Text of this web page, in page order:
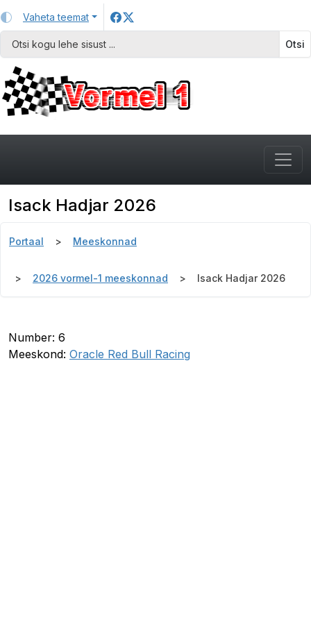
Vaheta teemat
Otsi
Isack Hadjar 2026
Portaal Meeskonnad
2026 vormel-1 meeskonnad Isack Hadjar 2026
Number: 6
Meeskond: Oracle Red Bull Racing